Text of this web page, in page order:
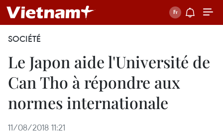
SOCIÉTÉ
Le Japon aide l'Université de
Can Tho à répondre aux
normes internationale
11/08/2018 11:21